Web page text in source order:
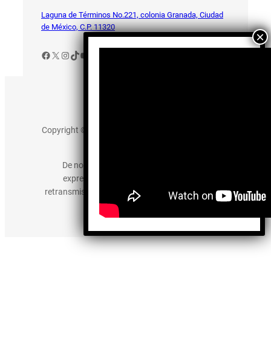
Laguna de Términos No.221, colonia Granada, Ciudad
de México, C.P. 11320
Facebook
X Instagram
TikTok
YouTube
Copyright © 2025 somos-hermanos.mx. Todos los
De no existir previa autorización, queda
expresamente prohibida la publicación,
retransmisión, edición y cualquier otro uso de los
contenidos.